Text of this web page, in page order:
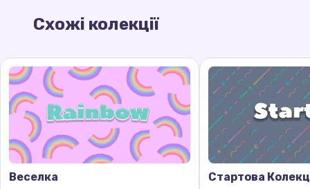
Схожі колекції
Веселка Стартова